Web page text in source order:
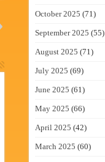
October 2025 (71)
September 2025 (55)
August 2025 (71)
July 2025 (69)
June 2025 (61)
May 2025 (66)
April 2025 (42)
March 2025 (60)